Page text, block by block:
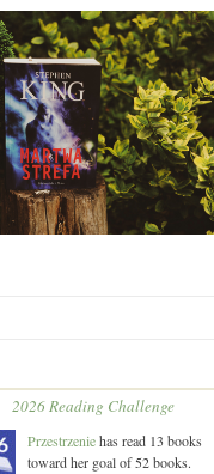
2026 Reading Challenge
Przestrzeniehas read 13 books
toward her goal of 52 books.